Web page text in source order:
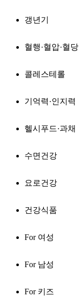
갱년기
혈행·혈압·혈당
콜레스테롤
기억력·인지력
헬시푸드·과채
수면건강
요로건강
건강식품
For 여성
For 남성
For 키즈